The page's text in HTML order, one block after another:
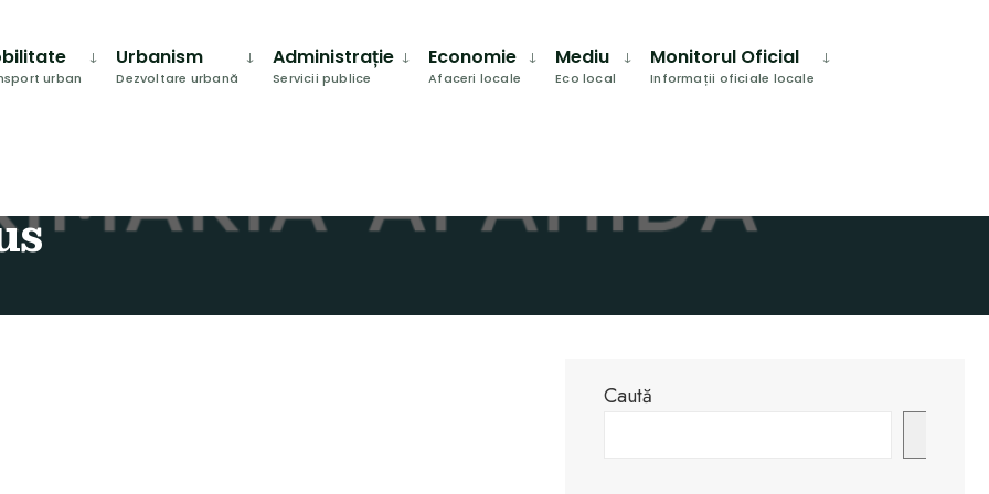
urban
Urbanism
Dezvoltare urbană
Administrație
Servicii publice
Economie
Afaceri locale
Mediu
Eco local
Monitorul Oficial
Informații oficiale locale
Caută
Window